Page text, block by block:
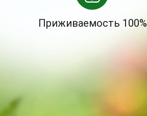
Приживаемость 100%